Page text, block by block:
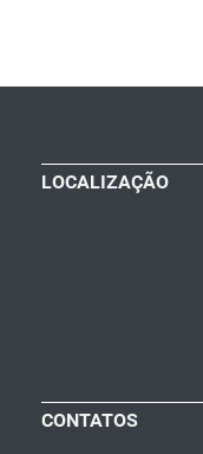
LOCALIZAÇÃO
CONTATOS